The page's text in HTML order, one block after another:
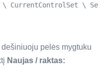
\ CurrentControlSet \
dešiniuoju pelės mygtuku
Naujas / raktas: